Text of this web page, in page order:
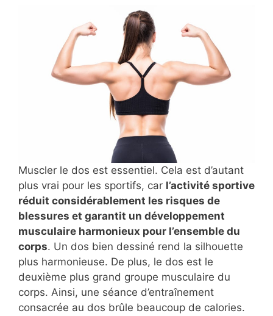
Muscler le dos est essentiel. Cela est d’autant
plus vrai pour les sportifs, car l’activité sportive
réduit considérablement les risques de
blessures et garantit un développement
musculaire harmonieux pour l’ensemble du
corps. Un dos bien dessiné rend la silhouette
plus harmonieuse. De plus, le dos est le
deuxième plus grand groupe musculaire du
corps. Ainsi, une séance d’entraînement
consacrée au dos brûle beaucoup de calories.